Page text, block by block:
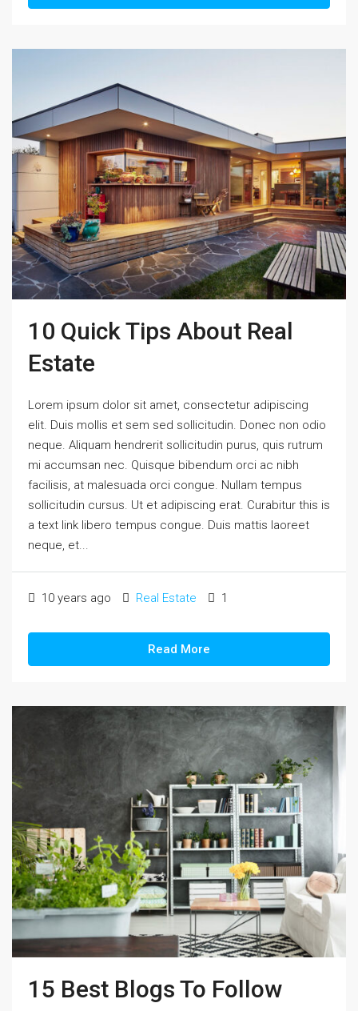
10 Quick Tips About Real
Estate
Lorem ipsum dolor sit amet, consectetur adipiscing
elit. Duis mollis et sem sed sollicitudin. Donec non odio
neque. Aliquam hendrerit sollicitudin purus, quis rutrum
mi accumsan nec. Quisque bibendum orci ac nibh
facilisis, at malesuada orci congue. Nullam tempus
sollicitudin cursus. Ut et adipiscing erat. Curabitur this is
a text link libero tempus congue. Duis mattis laoreet
neque, et...
10 years ago Real Estate 1
Read More
15 Best Blogs To Follow